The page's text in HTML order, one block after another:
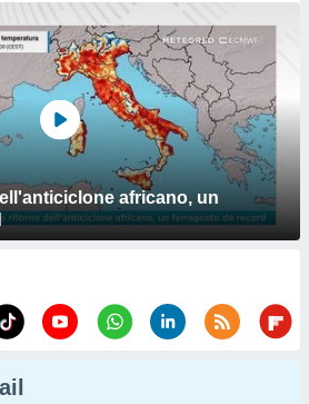
africano, un